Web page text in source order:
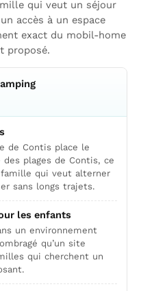
qui veut un séjour
accès à un espace
exact du mobil-home
proposé.
de Contis place le
plages de Contis, ce
qui veut alterner
sans longs trajets.
les enfants
un environnement
qu’un site
qui cherchent un